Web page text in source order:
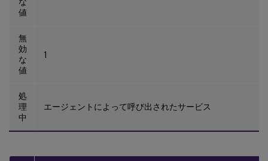
値
無
効
な
値
1
処
理
中
エージェントによって呼び出されたサービス